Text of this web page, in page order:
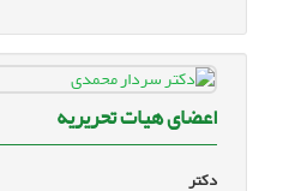
اعضای هیات تحریریه
دکتر